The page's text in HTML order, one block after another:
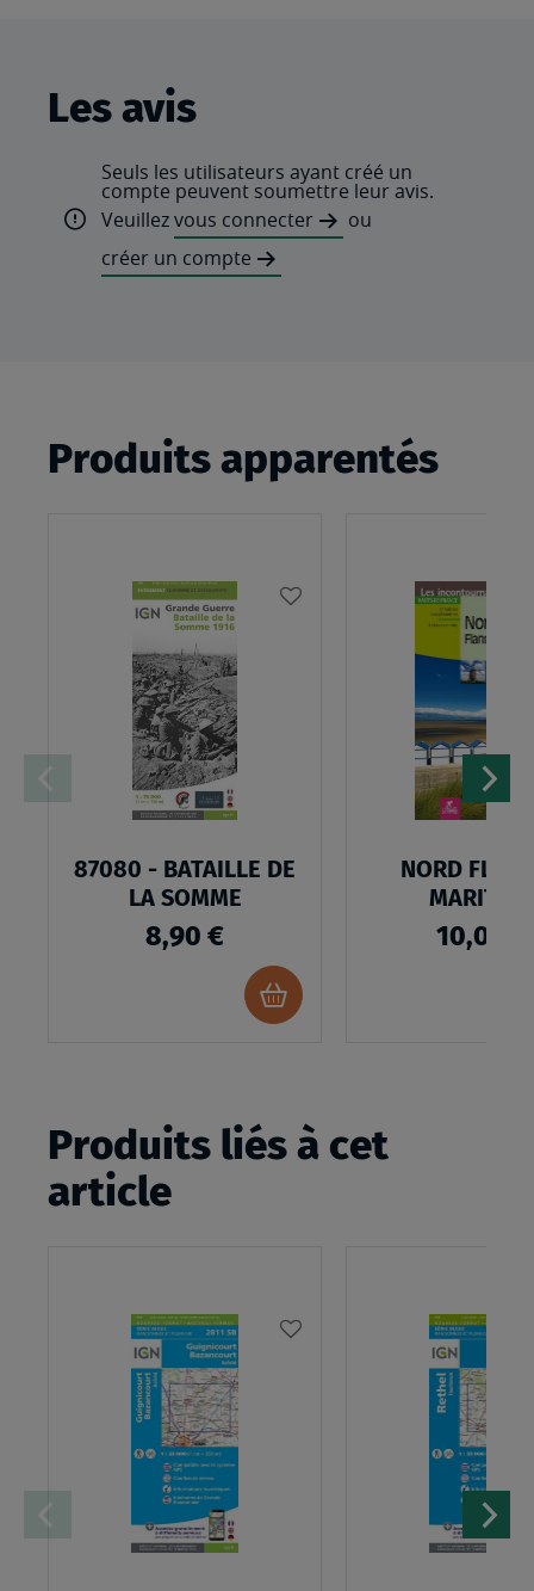
Les avis
Seuls les utilisateurs ayant créé un
compte peuvent soumettre leur avis.
Veuillezvous connecter
ou
créer un compte
Produits apparentés
87080 - BATAILLE DE
LA SOMME
8,90 €
Ajouter
au
NORD
10,00 €
Produits liés à cet
article